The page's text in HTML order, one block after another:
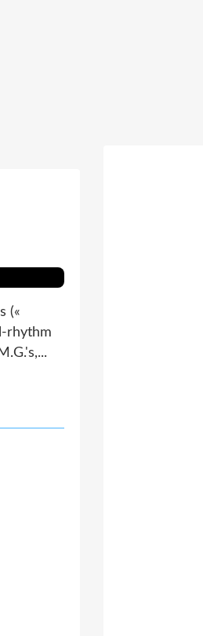
(«
rhythm